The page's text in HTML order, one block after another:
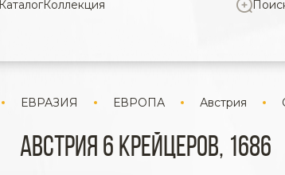
КаталогКоллекция
ЕВРАЗИЯ ЕВРОПА Австрия
Австрия 6 крейцеров, 1686